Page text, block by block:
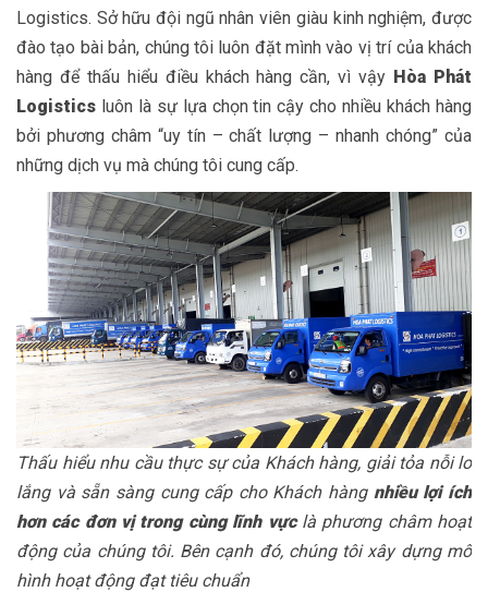
Logistics. Sở hữu đội ngũ nhân viên giàu kinh nghiệm, được
đào tạo bài bản, chúng tôi luôn đặt mình vào vị trí của khách
hàng để thấu hiểu điều khách hàng cần, vì vậy Hòa Phát
Logistics luôn là sự lựa chọn tin cậy cho nhiều khách hàng
bởi phương châm “uy tín – chất lượng – nhanh chóng” của
những dịch vụ mà chúng tôi cung cấp.
Thấu hiểu nhu cầu thực sự của Khách hàng, giải tỏa nỗi lo
lắng và sẵn sàng cung cấp cho Khách hàng nhiều lợi ích
hơn các đơn vị trong cùng lĩnh vựclà phương châm hoạt
động của chúng tôi. Bên cạnh đó, chúng tôi xây dựng mô
hình hoạt động đạt tiêu chuẩn